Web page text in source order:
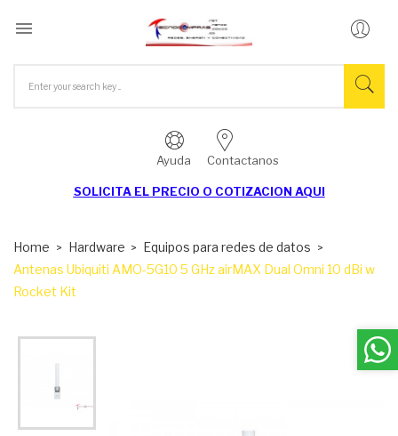

Ayuda Contactanos
SOLICITA EL PRECIO O COTIZACION AQUI
Home Hardware
Equipos para redes de datos
Antenas Ubiquiti AMO-5G10 5 GHz airMAX Dual Omni 10 dBi w
Rocket Kit